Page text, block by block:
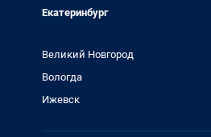
Екатеринбург
Великий Новгород
Вологда
Ижевск